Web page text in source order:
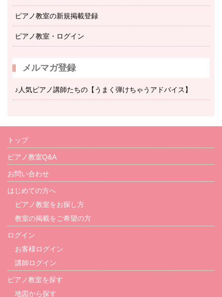
ピアノ教室の新規掲載登録
ピアノ教室・ログイン
メルマガ登録
♪人気ピアノ講師たちの【うまく弾けちゃうアドバイス】
トップ
ピアノ教室Q&A
お問い合わせ
はじめての方へ
ピアノ教室をお探し方
教室の掲載をご希望の方
ログイン
お客様ログイン
講師ログイン
ピアノ教室を探す
地図から探す